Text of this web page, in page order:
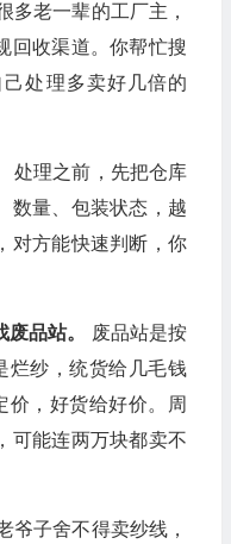
多老一辈的工厂主，
回收渠道。你帮忙搜
处理多卖好几倍的
处理之前，先把仓库
数量、包装状态，越
对方能快速判断，你
品站。
废品站是按
烂纱，统货给几毛钱
价，好货给好价。周
可能连两万块都卖不
爷子舍不得卖纱线，